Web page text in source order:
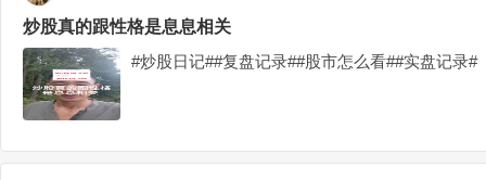
炒股真的跟性格是息息相关
#炒股日记##复盘记录##股市怎么看##实盘记录#